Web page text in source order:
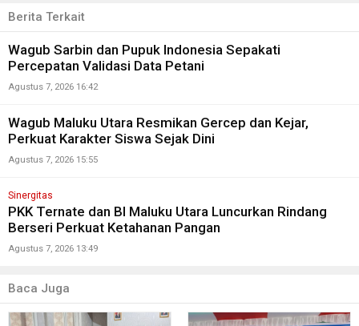
Berita Terkait
Wagub Sarbin dan Pupuk Indonesia Sepakati
Percepatan Validasi Data Petani
Agustus 7, 2026 16:42
Wagub Maluku Utara Resmikan Gercep dan Kejar,
Perkuat Karakter Siswa Sejak Dini
Agustus 7, 2026 15:55
Sinergitas
PKK Ternate dan BI Maluku Utara Luncurkan Rindang
Berseri Perkuat Ketahanan Pangan
Agustus 7, 2026 13:49
Baca Juga